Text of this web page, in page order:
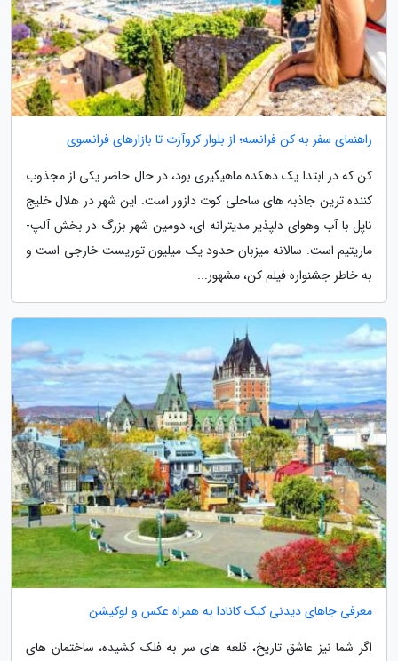
راهنمای سفر به کن فرانسه؛ از بلوار کروآزت تا بازارهای فرانسوی
کن که در ابتدا یک دهکده ماهیگیری بود، در حال حاضر یکی از مجذوب
کننده ترین جاذبه های ساحلی کوت دازور است. این شهر در هلال خلیج
ناپل با آب وهوای دلپذیر مدیترانه ای، دومین شهر بزرگ در بخش آلپ-
ماریتیم است. سالانه میزبان حدود یک میلیون توریست خارجی است و
به خاطر جشنواره فیلم کن، مشهور...
معرفی جاهای دیدنی کبک کانادا به همراه عکس و لوکیشن
اگر شما نیز عاشق تاریخ، قلعه های سر به فلک کشیده، ساختمان های